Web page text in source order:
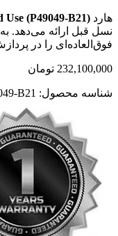
هارد (P49049-B21)
نسل قبل ارائه می‌دهد.
فوق‌العاده‌ای را در
232,100,000 تومان
شناسه محصول: B21